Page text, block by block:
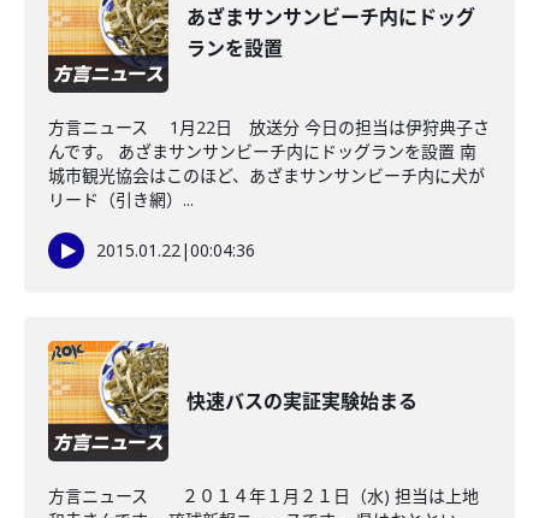
あざまサンサンビーチ内にドッグ
ランを設置
方言ニュース 1月22日 放送分 今日の担当は伊狩典子さ
んです。 あざまサンサンビーチ内にドッグランを設置 南
城市観光協会はこのほど、あざまサンサンビーチ内に犬が
リード（引き網）...
2015.01.22|00:04:36
快速バスの実証実験始まる
方言ニュース ２０１４年１月２１日（水) 担当は上地